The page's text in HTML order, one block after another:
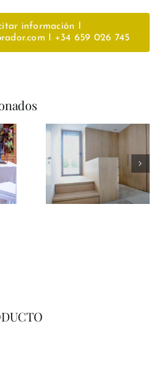
información I
I +34 659 026 745
Plaza
Castilla